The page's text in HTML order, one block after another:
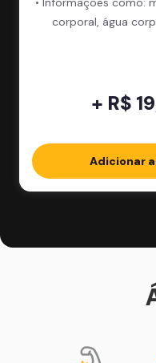
corporal, água
+ R$
Adicionar